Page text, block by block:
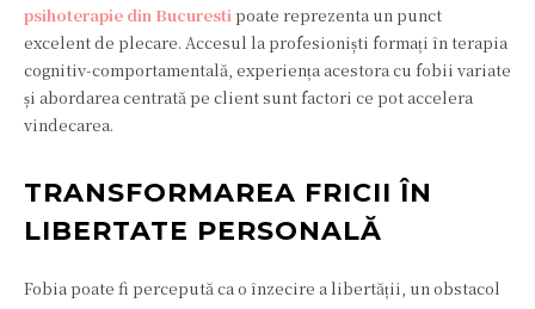
psihoterapie din Bucuresti poate reprezenta un punct
excelent de plecare. Accesul la profesioniști formați în terapia
cognitiv-comportamentală, experiența acestora cu fobii variate
și abordarea centrată pe client sunt factori ce pot accelera
vindecarea.
TRANSFORMAREA FRICII ÎN
LIBERTATE PERSONALĂ
Fobia poate fi percepută ca o înzecire a libertății, un obstacol